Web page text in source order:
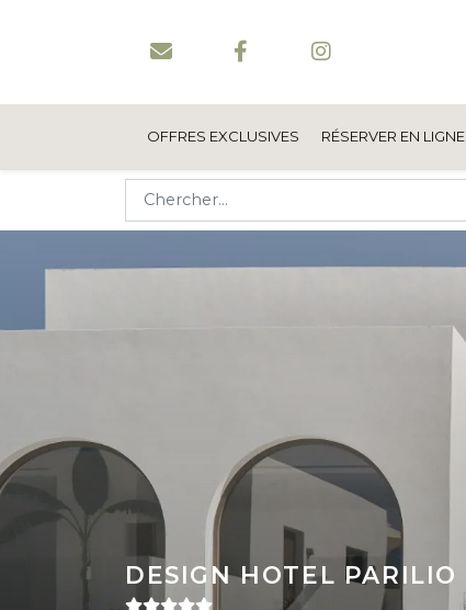
OFFRES EXCLUSIVES RÉSERVER EN LIGNE
DESIGN HOTEL PARILIO